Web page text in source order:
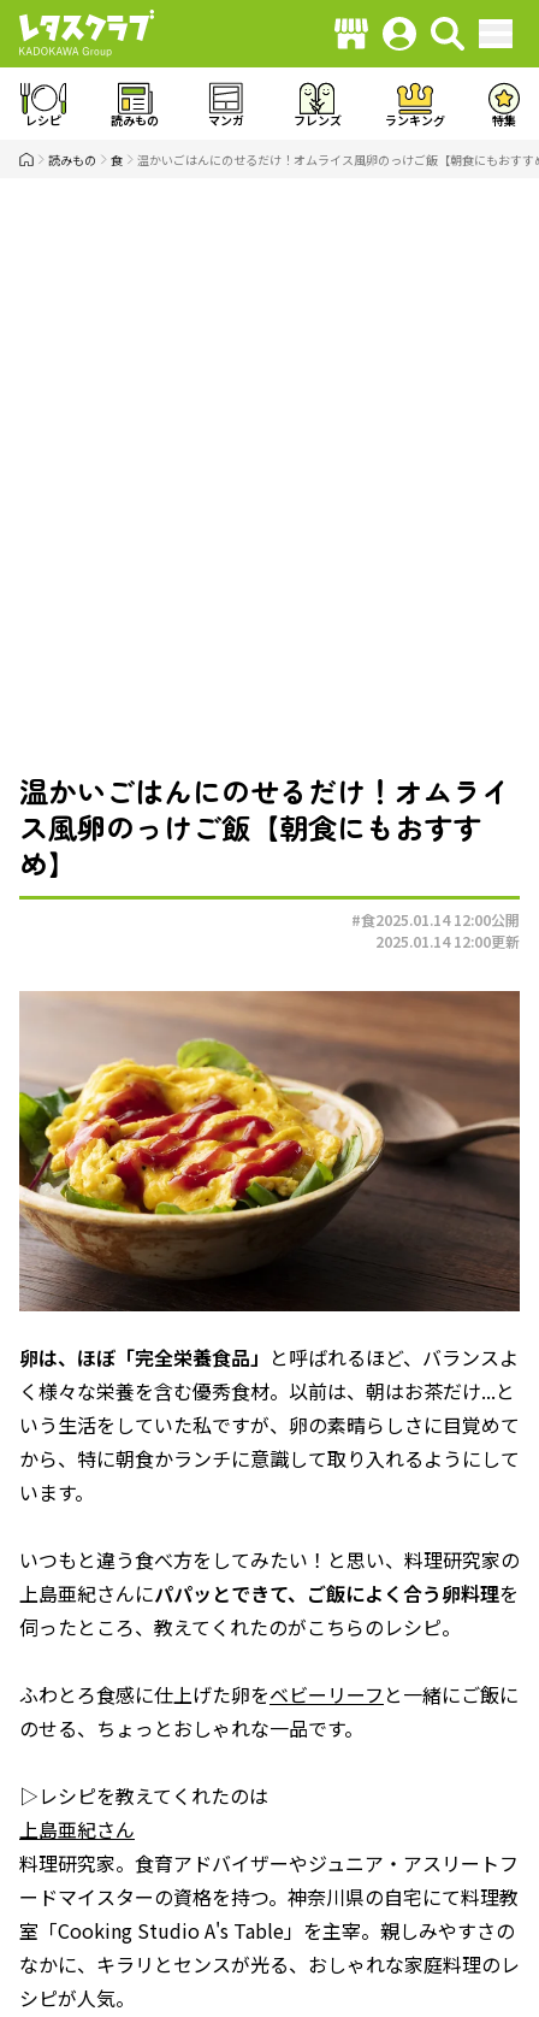
レシピ 読みもの マンガ フレンズ ランキング 特集
読みもの 食 温かいごはんにのせるだけ！オムライス風卵のっけご飯【朝食にもおすす
温かいごはんにのせるだけ！オムライ
ス風卵のっけご飯【朝食にもおすす
め】
#食2025.01.14 12:00公開
2025.01.14 12:00更新
卵は、ほぼ「完全栄養食品」 と呼ばれるほど、バランスよ
く様々な栄養を含む優秀食材。以前は、朝はお茶だけ...と
いう生活をしていた私ですが、卵の素晴らしさに目覚めて
から、特に朝食かランチに意識して取り入れるようにして
います。
いつもと違う食べ方をしてみたい！と思い、料理研究家の
上島亜紀さんにパパッとできて、ご飯によく合う卵料理を
伺ったところ、教えてくれたのがこちらのレシピ。
ふわとろ食感に仕上げた卵をベビーリーフ と一緒にご飯に
のせる、ちょっとおしゃれな一品です。
▷レシピを教えてくれたのは
上島亜紀さん
料理研究家。食育アドバイザーやジュニア・アスリートフ
ードマイスターの資格を持つ。神奈川県の自宅にて料理教
室「Cooking Studio A's Table」を主宰。親しみやすさの
なかに、キラリとセンスが光る、おしゃれな家庭料理のレ
シピが人気。